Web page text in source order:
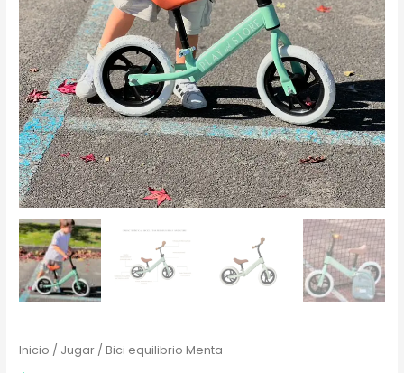
Inicio / Jugar / Bici equilibrio Menta